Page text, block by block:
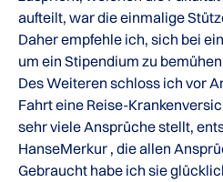
aufteilt, war die einmalige
Daher empfehle ich, sich bei
um ein Stipendium zu
Des Weiteren schloss ich vor
Fahrt eine Reise-
sehr viele Ansprüche stellt,
HanseMerkur , die allen
Gebraucht habe ich sie